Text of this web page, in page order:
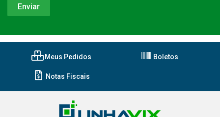
Meus Pedidos Boletos
Notas Fiscais